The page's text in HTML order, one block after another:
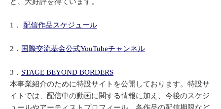
ど、大好評を得ています。
1． 配信作品スケジュール
2． 国際交流基金公式YouTubeチャンネル
3． STAGE BEYOND BORDERS
本事業紹介のために特設サイトを公開しております。特設サ
イトでは、配信中の動画に関する情報に加え、今後のスケジ